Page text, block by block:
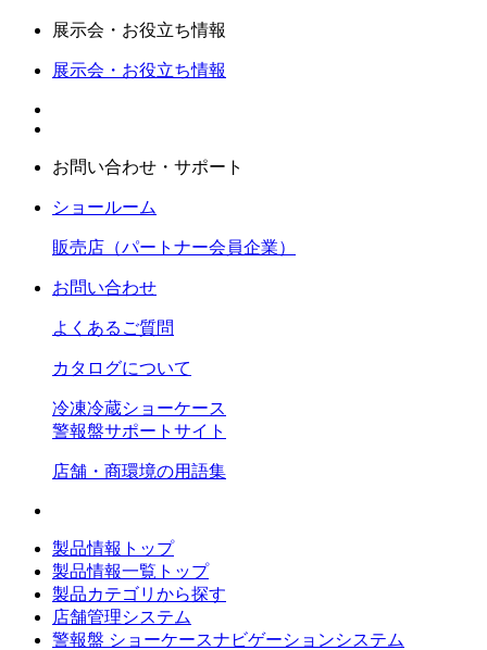
展示会・お役立ち情報
展示会・お役立ち情報
お問い合わせ・サポート
ショールーム
販売店（パートナー会員企業）
お問い合わせ
よくあるご質問
カタログについて
冷凍冷蔵ショーケース
警報盤サポートサイト
店舗・商環境の用語集
製品情報トップ
製品情報一覧トップ
製品カテゴリから探す
店舗管理システム
警報盤 ショーケースナビゲーションシステム